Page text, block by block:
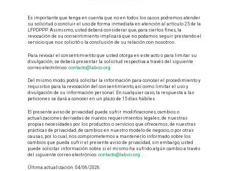
Es importante que tenga en cuenta que no en todos los casos podremos atender
su solicitud o concluir el uso de forma inmediata en atención al artículo 25 de la
LFPDPPP. Asimismo, usted deberá considerar que, para ciertos fines, la
revocación de su consentimiento implicará que no podamos seguir prestando el
servicio que nos solicitó o la conclusión de su relación con nosotros.
Para revocar el consentimiento que usted otorga en este acto o para limitar su
divulgación, se deberá presentar la solicitud respectiva a través del siguiente
correo electrónico: contacto@lab-co.org
Del mismo modo, podrá solicitar la información para conocer el procedimiento y
requisitos para la revocación del consentimiento, así como limitar el uso y
divulgación de su información personal. En cualquier caso, la respuesta a las
peticiones se dará a conocer en un plazo de 15 días hábiles.
El presente aviso de privacidad puede sufrir modificaciones, cambios o
actualizaciones derivadas de nuevos requerimientos legales; de nuestras
propias necesidades por los productos o servicios que ofrecemos; de nuestras
prácticas de privacidad; de cambios en nuestro modelo de negocio, o por otras
causas, por lo cual, nos comprometemos a mantenerlo informado sobre los
cambios que pueda sufrir el presente aviso de privacidad, sin embargo, usted
puede solicitar información sobre si el mismo ha sufrido algún cambio a través
del siguiente correo electrónico: contacto@lab-co.org
Última actualización: 04/06/2026.